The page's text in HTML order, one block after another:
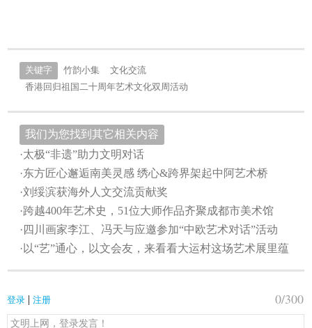
关键字 竹韵小集
文化交流
香港回归祖国二十周年艺术文化双周活动
我们为您找到其它相关内容
·太极“非遗”助力文明对话
·东方匠心邂逅南美灵感 绣心&跨界架起中阿艺术桥
·刘绥滨获海外人文交流贡献奖
·跨越400年艺术史，51位大师作品齐聚成都市美术馆
·四川画家李江、冯天与应邀参加“中欧艺术对话”活动
·以“艺”通心，以文会友，来看看大运村这场艺术展里蕴
登录 | 注册 0/300